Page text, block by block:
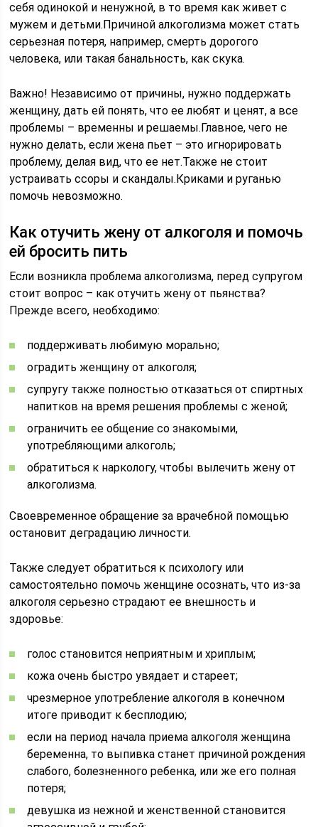
себя одинокой и ненужной, в то время как живет с
мужем и детьми.Причиной алкоголизма может стать
серьезная потеря, например, смерть дорогого
человека, или такая банальность, как скука.
Важно! Независимо от причины, нужно поддержать
женщину, дать ей понять, что ее любят и ценят, а все
проблемы – временны и решаемы.Главное, чего не
нужно делать, если жена пьет – это игнорировать
проблему, делая вид, что ее нет.Также не стоит
устраивать ссоры и скандалы.Криками и руганью
помочь невозможно.
Как отучить жену от алкоголя и помочь
ей бросить пить
Если возникла проблема алкоголизма, перед супругом
стоит вопрос – как отучить жену от пьянства?
Прежде всего, необходимо:
поддерживать любимую морально;
оградить женщину от алкоголя;
супругу также полностью отказаться от спиртных
напитков на время решения проблемы с женой;
ограничить ее общение со знакомыми,
употребляющими алкоголь;
обратиться к наркологу, чтобы вылечить жену от
алкоголизма.
Своевременное обращение за врачебной помощью
остановит деградацию личности.
Также следует обратиться к психологу или
самостоятельно помочь женщине осознать, что из-за
алкоголя серьезно страдают ее внешность и
здоровье:
голос становится неприятным и хриплым;
кожа очень быстро увядает и стареет;
чрезмерное употребление алкоголя в конечном
итоге приводит к бесплодию;
если на период начала приема алкоголя женщина
беременна, то выпивка станет причиной рождения
слабого, болезненного ребенка, или же его полная
потеря;
девушка из нежной и женственной становится